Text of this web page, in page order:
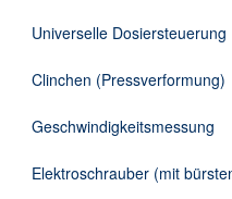
Universelle Dosiersteuerung
Clinchen (Pressverformung)
Geschwindigkeitsmessung
Elektroschrauber (mit